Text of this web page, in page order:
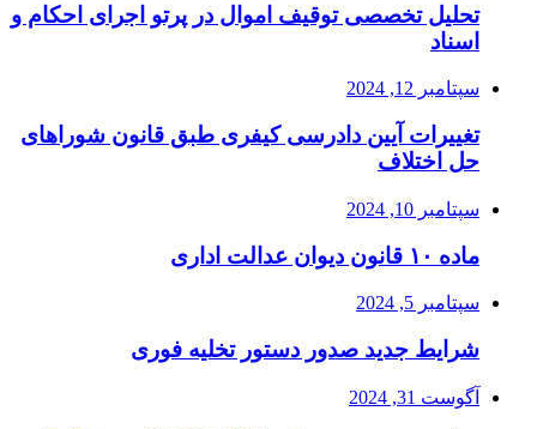
تحلیل تخصصی توقیف اموال در پرتو اجرای احکام و
اسناد
سپتامبر 12, 2024
تغییرات آیین دادرسی کیفری طبق قانون شوراهای
حل اختلاف
سپتامبر 10, 2024
ماده ۱۰ قانون دیوان عدالت اداری
سپتامبر 5, 2024
شرایط جدید صدور دستور تخلیه فوری
آگوست 31, 2024